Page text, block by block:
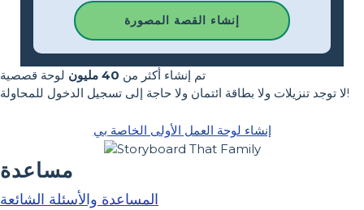
إنشاء القصة المصورة
تم إنشاء أكثر من 40 مليون
لوحة قصصية
لا توجد تنزيلات ولا بطاقة ائتمان ولا حاجة إلى تسجيل الدخول للمحاولة!
إنشاء لوحة العمل الأولى الخاصة بي
مساعدة
المساعدة والأسئلة الشائعة